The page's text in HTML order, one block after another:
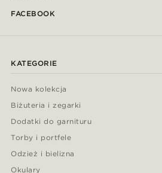
FACEBOOK
KATEGORIE
Nowa kolekcja
Biżuteria i zegarki
Dodatki do garnituru
Torby i portfele
Odzież i bielizna
Okulary